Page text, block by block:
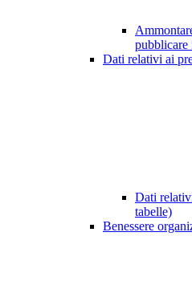
pubblicare
Dati relativi ai
Dati
tabelle)
Benessere